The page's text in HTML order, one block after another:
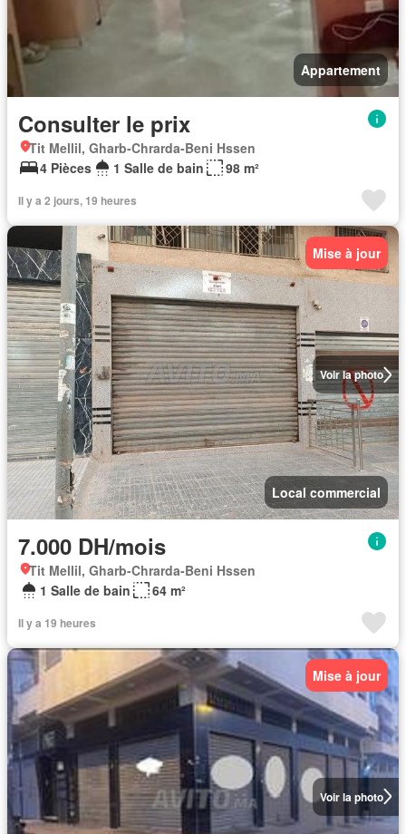
Appartement
Consulter le prix
Tit Mellil, Gharb-Chrarda-Beni Hssen
4 Pièces
1 Salle de bain 98 m²
Il y a 2 jours, 19 heures
Voir la photo
Mise à jour
Local commercial
7.000 DH/mois
Tit Mellil, Gharb-Chrarda-Beni Hssen
1 Salle de bain
64 m²
Il y a 19 heures
Voir la photo
Mise à jour